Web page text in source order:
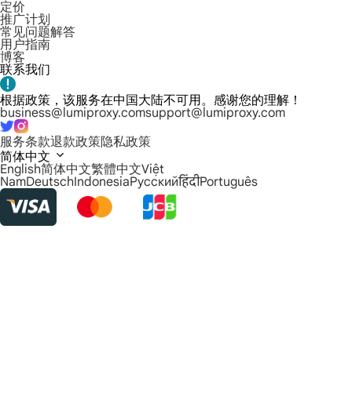
定价
推广计划
常见问题解答
用户指南
博客
联系我们
根据政策，该服务在中国大陆不可用。感谢您的理解！
business@lumiproxy.comsupport@lumiproxy.com
服务条款退款政策隐私政策
简体中文
English简体中文繁體中文Việt
NamDeutschIndonesiaРусскийहिंदीPortuguês